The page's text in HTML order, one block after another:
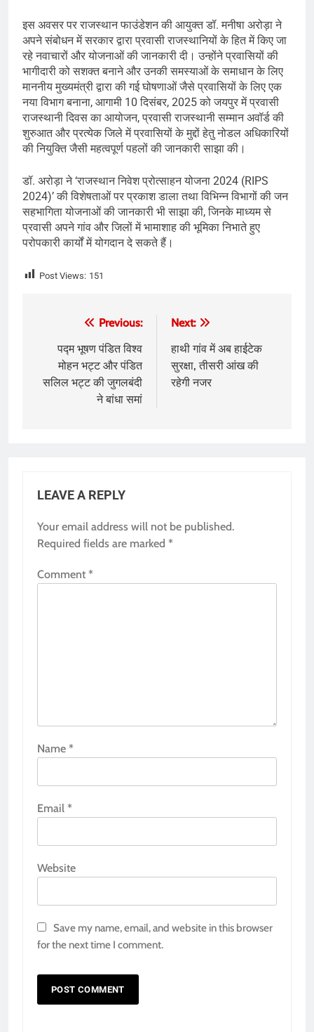
इस अवसर पर राजस्थान फाउंडेशन की आयुक्त डॉ. मनीषा अरोड़ा ने
अपने संबोधन में सरकार द्वारा प्रवासी राजस्थानियों के हित में किए जा
रहे नवाचारों और योजनाओं की जानकारी दी। उन्होंने प्रवासियों की
भागीदारी को सशक्त बनाने और उनकी समस्याओं के समाधान के लिए
माननीय मुख्यमंत्री द्वारा की गई घोषणाओं जैसे प्रवासियों के लिए एक
नया विभाग बनाना, आगामी 10 दिसंबर, 2025 को जयपुर में प्रवासी
राजस्थानी दिवस का आयोजन, प्रवासी राजस्थानी सम्मान अवॉर्ड की
शुरुआत और प्रत्येक जिले में प्रवासियों के मुद्दों हेतु नोडल अधिकारियों
की नियुक्ति जैसी महत्वपूर्ण पहलों की जानकारी साझा की।
डॉ. अरोड़ा ने ‘राजस्थान निवेश प्रोत्साहन योजना 2024 (RIPS
2024)’ की विशेषताओं पर प्रकाश डाला तथा विभिन्न विभागों की जन
सहभागिता योजनाओं की जानकारी भी साझा की, जिनके माध्यम से
प्रवासी अपने गांव और जिलों में भामाशाह की भूमिका निभाते हुए
परोपकारी कार्यों में योगदान दे सकते हैं।
Post Views: 151
navigation
Previous:
पद्म भूषण पंडित विश्व
मोहन भट्ट और पंडित
सलिल भट्ट की जुगलबंदी
ने बांधा समां
Next:
हाथी गांव में अब हाईटेक
सुरक्षा, तीसरी आंख की
रहेगी नजर
LEAVE A REPLY
Your email address will not be published.
Required fields are marked *
Comment *
Name *
Email *
Website
Save my name, email, and website in this browser
for the next time I comment.